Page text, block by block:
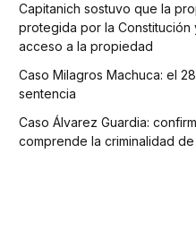
Capitanich sostuvo que la
protegida por la
acceso a la propiedad
Caso Milagros Machuca: el
sentencia
Caso Álvarez Guardia:
comprende la criminalidad